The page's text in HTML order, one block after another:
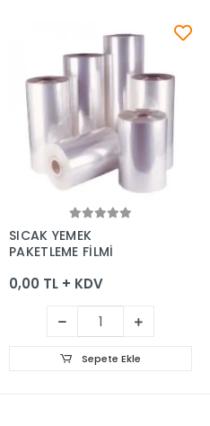
SICAK YEMEK
PAKETLEME FİLMİ
0,00 TL + KDV
Sepete Ekle